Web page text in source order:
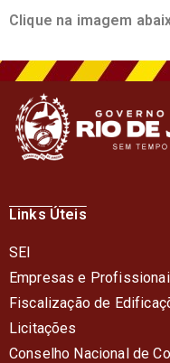
Clique na imagem
Links Úteis
SEI
Empresas e
Fiscalização de
Licitações
Conselho Nacional de